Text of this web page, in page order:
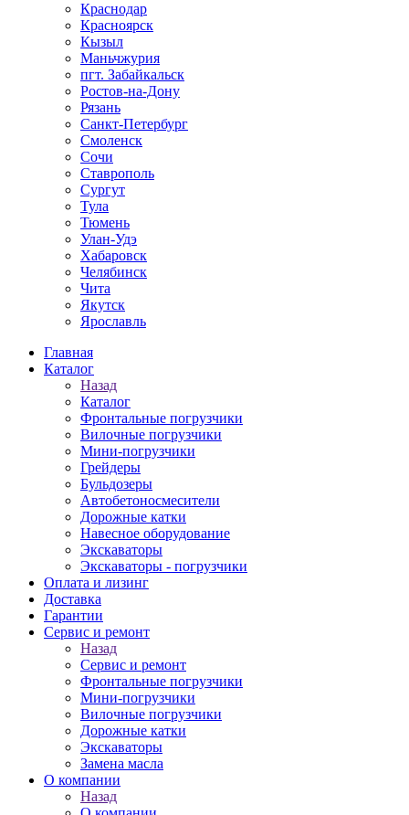
Краснодар
Красноярск
Кызыл
Маньчжурия
пгт. Забайкальск
Ростов-на-Дону
Рязань
Санкт-Петербург
Смоленск
Сочи
Ставрополь
Сургут
Тула
Тюмень
Улан-Удэ
Хабаровск
Челябинск
Чита
Якутск
Ярославль
Главная
Каталог
Назад
Каталог
Фронтальные погрузчики
Вилочные погрузчики
Мини-погрузчики
Грейдеры
Бульдозеры
Автобетоносмесители
Дорожные катки
Навесное оборудование
Экскаваторы
Экскаваторы - погрузчики
Оплата и лизинг
Доставка
Гарантии
Сервис и ремонт
Назад
Сервис и ремонт
Фронтальные погрузчики
Мини-погрузчики
Вилочные погрузчики
Дорожные катки
Экскаваторы
Замена масла
О компании
Назад